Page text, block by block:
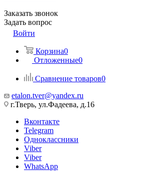
Заказать звонок
Задать вопрос
Войти
Корзина0
Отложенные0
Сравнение товаров0
etalon.tver@yandex.ru
г.Тверь, ул.Фадеева, д.16
Вконтакте
Telegram
Одноклассники
Viber
Viber
WhatsApp